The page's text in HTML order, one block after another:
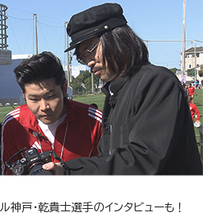
神戸・乾貴士選手のインタビューも！